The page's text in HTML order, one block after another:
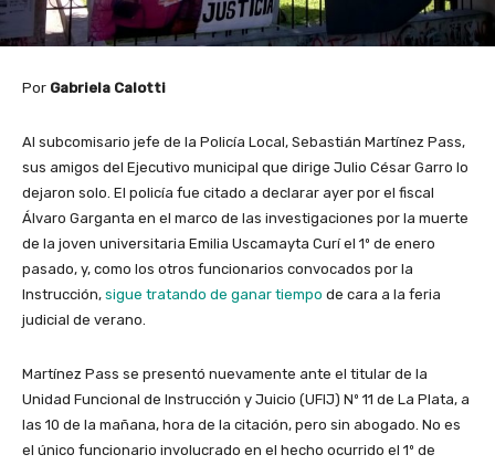
Por Gabriela Calotti
Al subcomisario jefe de la Policía Local, Sebastián Martínez Pass,
sus amigos del Ejecutivo municipal que dirige Julio César Garro lo
dejaron solo. El policía fue citado a declarar ayer por el fiscal
Álvaro Garganta en el marco de las investigaciones por la muerte
de la joven universitaria Emilia Uscamayta Curí el 1º de enero
pasado, y, como los otros funcionarios convocados por la
Instrucción, sigue tratando de ganar tiempo de cara a la feria
judicial de verano.
Martínez Pass se presentó nuevamente ante el titular de la
Unidad Funcional de Instrucción y Juicio (UFIJ) Nº 11 de La Plata, a
las 10 de la mañana, hora de la citación, pero sin abogado. No es
el único funcionario involucrado en el hecho ocurrido el 1º de